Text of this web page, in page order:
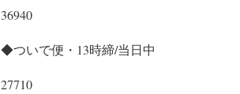
36940
◆ついで便・13時締/当日中
27710